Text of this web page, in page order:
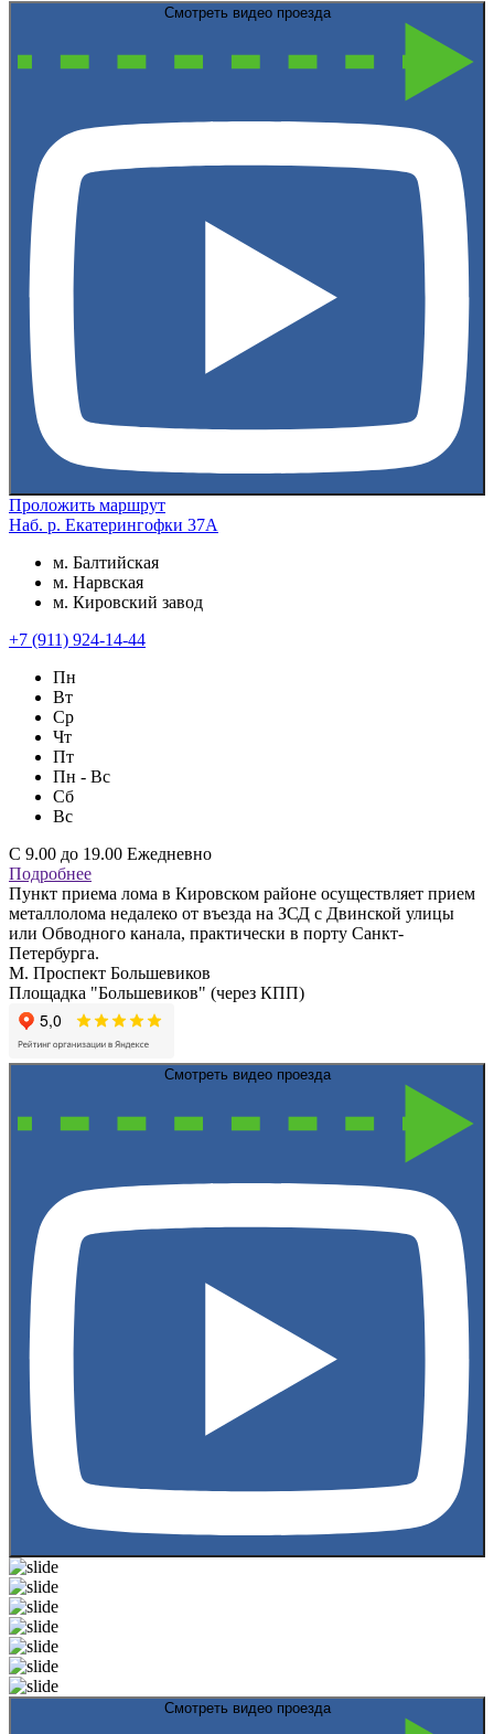
Смотреть видео проезда
Проложить маршрут
Наб. р. Екатерингофки 37А
м. Балтийская
м. Нарвская
м. Кировский завод
+7 (911) 924-14-44
Пн
Вт
Ср
Чт
Пт
Пн - Вс
Сб
Вс
С 9.00 до 19.00 Ежедневно
Подробнее
Пункт приема лома в Кировском районе осуществляет прием
металлолома недалеко от въезда на ЗСД с Двинской улицы
или Обводного канала, практически в порту Санкт-
Петербурга.
М. Проспект Большевиков
Площадка "Большевиков" (через КПП)
Смотреть видео проезда
Смотреть видео проезда